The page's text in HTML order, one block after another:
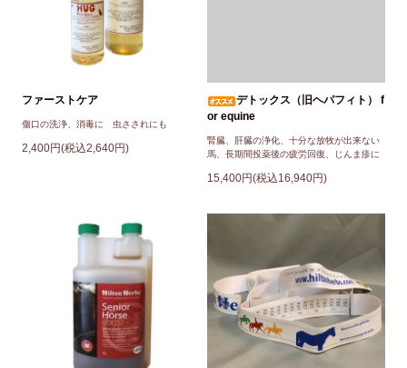
ファーストケア
傷口の洗浄、消毒に 虫さされにも
2,400円(税込2,640円)
デトックス（旧ヘパフィト） f
or equine
腎臓、肝臓の浄化、十分な放牧が出来ない
馬、長期間投薬後の疲労回復、じんま疹に
15,400円(税込16,940円)